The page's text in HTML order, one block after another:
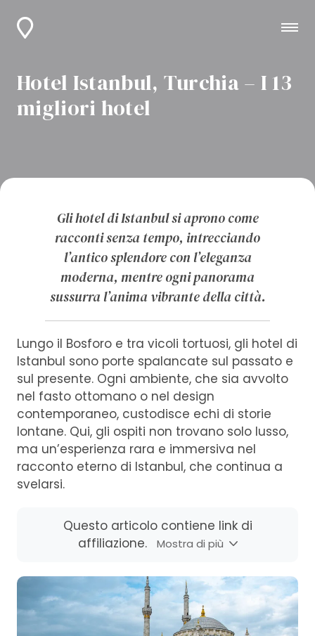
Hotel Istanbul, Turchia – I 13
migliori hotel
Gli hotel di Istanbul si aprono come
racconti senza tempo, intrecciando
l’antico splendore con l’eleganza
moderna, mentre ogni panorama
sussurra l’anima vibrante della città.
Lungo il Bosforo e tra vicoli tortuosi, gli hotel di
Istanbul sono porte spalancate sul passato e
sul presente. Ogni ambiente, che sia avvolto
nel fasto ottomano o nel design
contemporaneo, custodisce echi di storie
lontane. Qui, gli ospiti non trovano solo lusso,
ma un’esperienza rara e immersiva nel
racconto eterno di Istanbul, che continua a
svelarsi.
Questo articolo contiene link di
affiliazione.
Mostra di più